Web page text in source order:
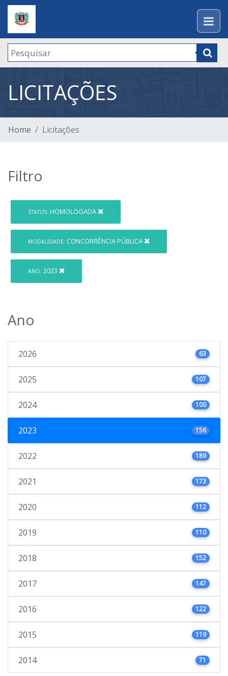
LICITAÇÕES
Home Licitações
Filtro
STATUS: HOMOLOGADA
MODALIDADE: CONCORRÊNCIA PÚBLICA
ANO: 2023
Ano
2026 63
2025 107
2024 100
2023 156
2022 189
2021 173
2020 112
2019 110
2018 152
2017 147
2016 122
2015 119
2014 71